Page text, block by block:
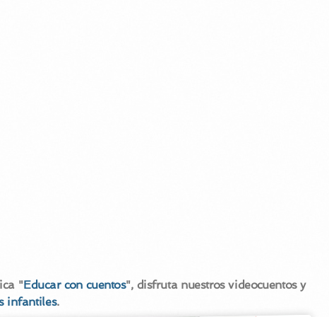
"Educar con cuentos", disfruta nuestros videocuentos y
infantiles.